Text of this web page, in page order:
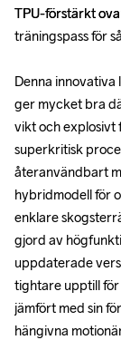
TPU-förstärkt
träningspass för
Denna innovativa
ger mycket bra
vikt och explosivt
superkritisk
återanvändbart
hybridmodell för
enklare
gjord av
uppdaterade
tightare upptill för
jämfört med sin
hängivna
TPU-förstärkt
träningspass för
Denna innovativa
ger mycket bra
vikt och explosivt
superkritisk
återanvändbart
hybridmodell för
enklare
gjord av
uppdaterade
tightare upptill för
jämfört med sin
hängivna